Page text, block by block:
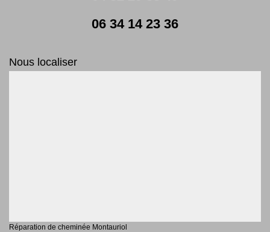
06 34 14 23 36
Nous localiser
Réparation de cheminée Montauriol